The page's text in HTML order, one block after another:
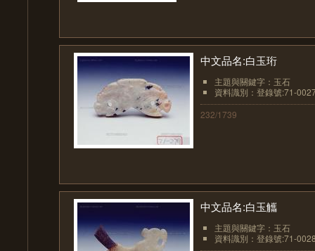
中文品名:白玉珩
主題與關鍵字：玉石
資料識別：登錄號:71-
232/1739
中文品名:白玉觿
主題與關鍵字：玉石
資料識別：登錄號:71-